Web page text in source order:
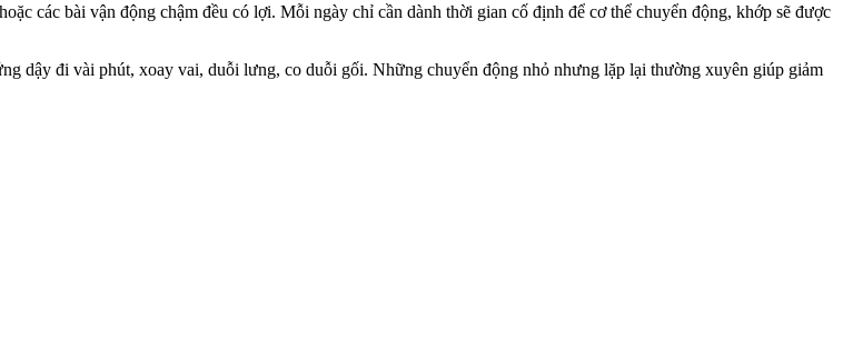
các bài vận động chậm đều có lợi. Mỗi ngày chỉ cần dành thời gian cố định để c‌ơ th‌ể chuyển động, khớp sẽ được
dậy đi vài phút, xoay vai, duỗi lưng, co duỗi gối. Những chuyển động nhỏ nhưng lặp lại thường xuyên giúp giảm